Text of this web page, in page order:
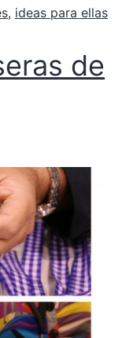
, ideas para ellas
de